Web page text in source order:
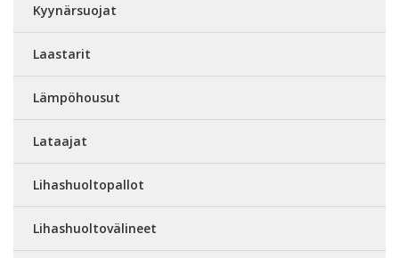
Kyynärsuojat
Laastarit
Lämpöhousut
Lataajat
Lihashuoltopallot
Lihashuoltovälineet